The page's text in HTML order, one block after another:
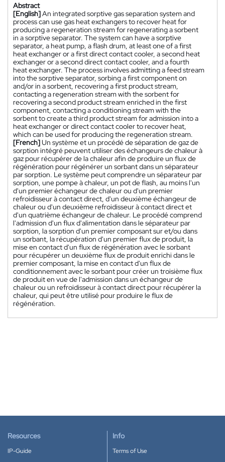
Abstract
[English]An integrated sorptive gas separation system and
process can use gas heat exchangers to recover heat for
producing a regeneration stream for regenerating a sorbent
in a sorptive separator. The system can have a sorptive
separator, a heat pump, a flash drum, at least one of a first
heat exchanger or a first direct contact cooler, a second heat
exchanger or a second direct contact cooler, and a fourth
heat exchanger. The process involves admitting a feed stream
into the sorptive separator, sorbing a first component on
and/or in a sorbent, recovering a first product stream,
contacting a regeneration stream with the sorbent for
recovering a second product stream enriched in the first
component, contacting a conditioning stream with the
sorbent to create a third product stream for admission into a
heat exchanger or direct contact cooler to recover heat,
which can be used for producing the regeneration stream.
[French]Un système et un procédé de séparation de gaz de
sorption intégré peuvent utiliser des échangeurs de chaleur à
gaz pour récupérer de la chaleur afin de produire un flux de
régénération pour régénérer un sorbant dans un séparateur
par sorption. Le système peut comprendre un séparateur par
sorption, une pompe à chaleur, un pot de flash, au moins l'un
d'un premier échangeur de chaleur ou d'un premier
refroidisseur à contact direct, d'un deuxième échangeur de
chaleur ou d'un deuxième refroidisseur à contact direct et
d'un quatrième échangeur de chaleur. Le procédé comprend
l'admission d'un flux d'alimentation dans le séparateur par
sorption, la sorption d'un premier composant sur et/ou dans
un sorbant, la récupération d'un premier flux de produit, la
mise en contact d'un flux de régénération avec le sorbant
pour récupérer un deuxième flux de produit enrichi dans le
premier composant, la mise en contact d'un flux de
conditionnement avec le sorbant pour créer un troisième flux
de produit en vue de l'admission dans un échangeur de
chaleur ou un refroidisseur à contact direct pour récupérer la
chaleur, qui peut être utilisé pour produire le flux de
régénération.
Resources
IP-Guide
Info
Terms of Use